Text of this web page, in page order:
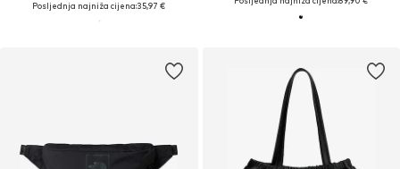
Posljednja najniža cijena:35,97 €